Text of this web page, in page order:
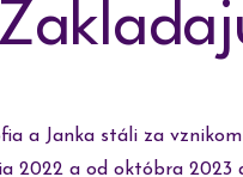
a Janka stáli za
2022 a od októbra 2023